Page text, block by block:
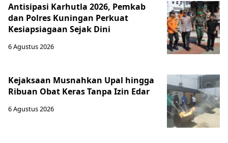
Antisipasi Karhutla 2026, Pemkab
dan Polres Kuningan Perkuat
Kesiapsiagaan Sejak Dini
6 Agustus 2026
Kejaksaan Musnahkan Upal hingga
Ribuan Obat Keras Tanpa Izin Edar
6 Agustus 2026